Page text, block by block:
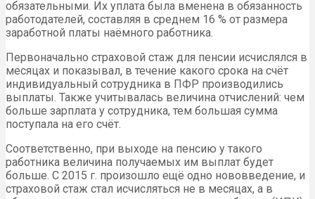
обязательными. Их уплата была вменена в обязанность
работодателей, составляя в среднем 16 % от размера
заработной платы наёмного работника.
Первоначально страховой стаж для пенсии исчислялся в
месяцах и показывал, в течение какого срока на счёт
индивидуальный сотрудника в ПФР производились
выплаты. Также учитывалась величина отчислений: чем
больше зарплата у сотрудника, тем большая сумма
поступала на его счёт.
Соответственно, при выходе на пенсию у такого
работника величина получаемых им выплат будет
больше. С 2015 г. произошло ещё одно нововведение, и
страховой стаж стал исчисляться не в месяцах, а в